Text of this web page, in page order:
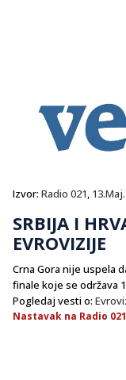
Izvor: Radio 021,
SRBIJA I
EVROVIZIJE
Crna Gora nije uspela
finale koje se održava
Pogledaj vesti o:
Nastavak na Radio